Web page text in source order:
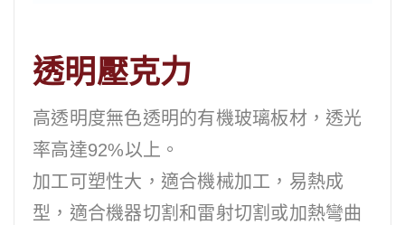
透明壓克力
高透明度無色透明的有機玻璃板材，透光
率高達92%以上。
加工可塑性大，適合機械加工，易熱成
型，適合機器切割和雷射切割或加熱彎曲